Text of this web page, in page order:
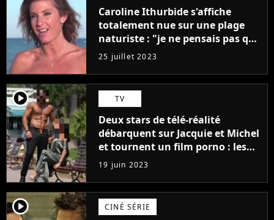
Caroline Ithurbide s'affiche
totalement nue sur une plage
naturiste : "je ne pensais pas que
j'arriverais à le faire..."
25 juillet 2023
player2 TV
Deux stars de télé-réalité
débarquent sur Jacquie et Michel
et tournent un film porno : les
premières images du tournage
(exclu)
19 juin 2023
player2 CINÉ SÉRIE